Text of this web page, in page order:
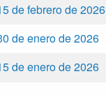
de febrero de 2026
de enero de 2026
de enero de 2026